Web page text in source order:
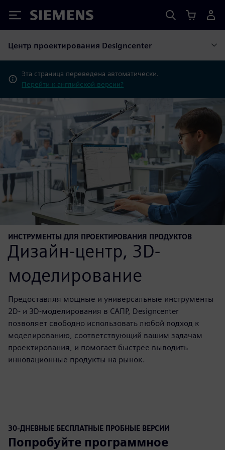
Siemens
Центр проектирования Designcenter
Эта страница переведена автоматически.
Перейти к английской версии?
ИНСТРУМЕНТЫ ДЛЯ ПРОЕКТИРОВАНИЯ ПРОДУКТОВ
Дизайн-центр, 3D-
моделирование
Предоставляя мощные и универсальные инструменты
2D- и 3D-моделирования в САПР, Designcenter
позволяет свободно использовать любой подход к
моделированию, соответствующий вашим задачам
проектирования, и помогает быстрее выводить
инновационные продукты на рынок.
30-ДНЕВНЫЕ БЕСПЛАТНЫЕ ПРОБНЫЕ ВЕРСИИ
Попробуйте программное